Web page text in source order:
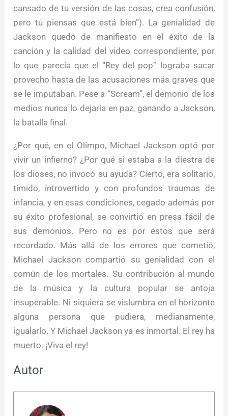
cansado de tu versión de las cosas, crea confusión,
pero tú piensas que está bien”). La genialidad de
Jackson quedó de manifiesto en el éxito de la
canción y la calidad del video correspondiente, por
lo que parecía que el “Rey del pop” lograba sacar
provecho hasta de las acusaciones más graves que
se le imputaban. Pese a “Scream”, el demonio de los
medios nunca lo dejaría en paz, ganando a Jackson,
la batalla final.
¿Por qué, en el Olimpo, Michael Jackson optó por
vivir un infierno? ¿Por qué si estaba a la diestra de
los dioses, no invocó su ayuda? Cierto, era solitario,
tímido, introvertido y con profundos traumas de
infancia, y en esas condiciones, cegado además por
su éxito profesional, se convirtió en presa fácil de
sus demonios. Pero no es por éstos que será
recordado. Más allá de los errores que cometió,
Michael Jackson compartió su genialidad con el
común de los mortales. Su contribución al mundo
de la música y la cultura popular se antoja
insuperable. Ni siquiera se vislumbra en el horizonte
alguna persona que pudiera, medianamente,
igualarlo. Y Michael Jackson ya es inmortal. El rey ha
muerto. ¡Viva el rey!
Autor